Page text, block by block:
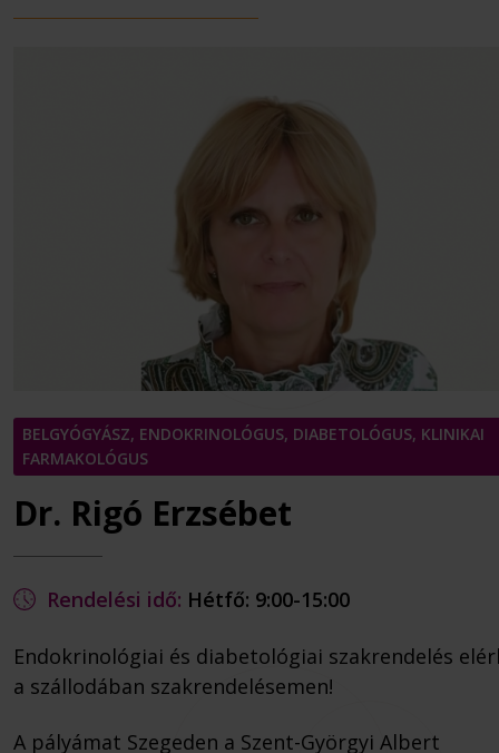
BELGYÓGYÁSZ, ENDOKRINOLÓGUS, DIABETOLÓGUS, KLINIKAI
FARMAKOLÓGUS
Dr. Rigó Erzsébet
Rendelési idő: Hétfő: 9:00-15:00
Endokrinológiai és diabetológiai szakrendelés
a szállodában szakrendelésemen!
A pályámat Szegeden a Szent-Györgyi Albert